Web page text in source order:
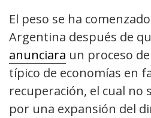
El peso se ha
Argentina después de
anunciara un proceso
típico de economías en
recuperación, el cual no
por una expansión del